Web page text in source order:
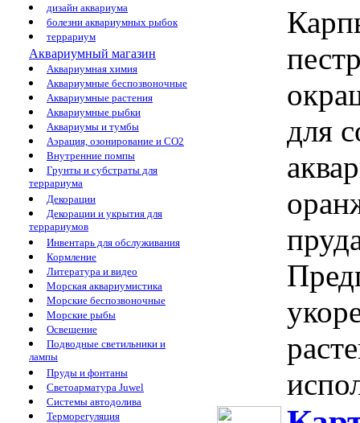
дизайн аквариума
болезни аквариумных рыбок
террариум
Аквариумный магазин
Аквариумная химия
Аквариумные беспозвоночные
Аквариумные растения
Аквариумные рыбки
Аквариумы и тумбы
Аэрация, озонирование и CO2
Внутренние помпы
Грунты и субстраты для
террариума
Декорации
Декорации и укрытия для
террариумов
Инвентарь для обслуживания
Кормление
Литература и видео
Морская аквариумистика
Морские беспозвоночные
Морские рыбы
Освещение
Подводные светильники и
лампы
Пруды и фонтаны
Светоарматура Juwel
Системы автодолива
Терморегуляция
для